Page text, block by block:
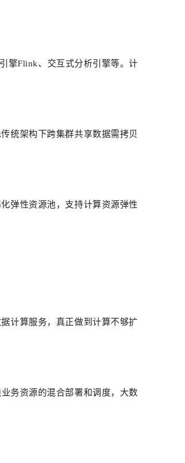
擎Flink、交互式分析引擎等。计
统架构下跨集群共享数据需拷贝
弹性资源池，支持计算资源弹性
计算服务，真正做到计算不够扩
务资源的混合部署和调度，大数